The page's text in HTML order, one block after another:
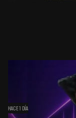
HACE 1 DÍA